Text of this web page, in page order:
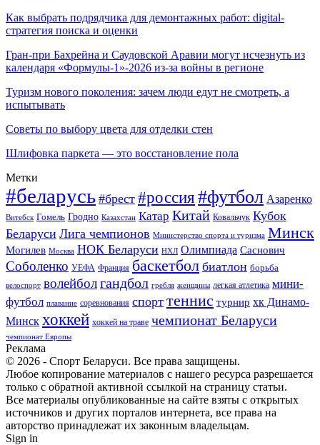
Как выбрать подрядчика для демонтажных работ: digital-
стратегия поиска и оценки
Гран-при Бахрейна и Саудовской Аравии могут исчезнуть из
календаря «Формулы-1»-2026 из-за войны в регионе
Туризм нового поколения: зачем люди едут не смотреть, а
испытывать
Советы по выбору цвета для отделки стен
Шлифовка паркета — это восстановление пола
Метки
#беларусь #брест #россия#футбол Азаренко
Витебск Гомель Гродно Казахстан Катар Китай Ковальчук Кубок
Беларуси Лига чемпионов Министерство спорта и туризма Минск
Могилев Москва НОК Беларуси НХЛ Олимпиада Саснович
Соболенко УЕФА Франция баскетбол биатлон борьба
велоспорт волейболгандбол гребля женщины легкая атлетика мини-
футбол плавание соревнования спорт теннис турнир хк Динамо-
Минск хоккей хоккей на траве чемпионат Беларуси
чемпионат Европы
Реклама
© 2026 - Спорт Беларуси. Все права защищены.
Любое копирование материалов с нашего ресурса разрешается
только с обратной активной ссылкой на страницу статьи.
Все материалы опубликованные на сайте взяты с открытых
источников и других порталов интернета, все права на
авторство принадлежат их законным владельцам.
Sign in